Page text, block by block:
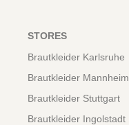
STORES
Brautkleider Karlsruhe
Brautkleider Mannheim
Brautkleider Stuttgart
Brautkleider Ingolstadt